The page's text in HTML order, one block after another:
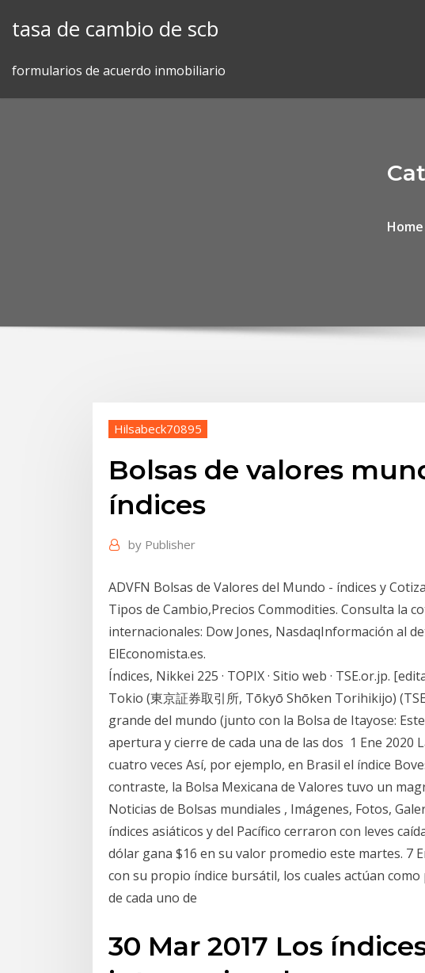
tasa de cambio de scb
formularios de acuerdo inmobiliario
Home
Hilsabeck70895
Bolsas de valores
índices
by Publisher
ADVFN Bolsas de Valores del Mundo - índices y
Tipos de Cambio,Precios Commodities. Consulta la
internacionales: Dow Jones, NasdaqInformación al
ElEconomista.es.
Índices, Nikkei 225 · TOPIX · Sitio web · TSE.or.jp.
Tokio (東京証券取引所, Tōkyō Shōken Torihikijo)
grande del mundo (junto con la Bolsa de Itayose:
apertura y cierre de cada una de las dos 1 Ene 2020
cuatro veces Así, por ejemplo, en Brasil el índice
contraste, la Bolsa Mexicana de Valores tuvo un
Noticias de Bolsas mundiales , Imágenes, Fotos,
índices asiáticos y del Pacífico cerraron con leves
dólar gana $16 en su valor promedio este martes. 7
con su propio índice bursátil, los cuales actúan
de cada uno de
30 Mar 2017 Los